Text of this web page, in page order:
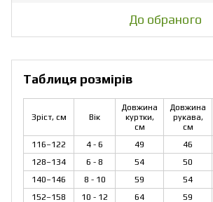
До обраного
Таблиця розмірів
Зріст, см Вік
Довжина
куртки,
см
Довжина
рукава,
см
116–122 4 - 6 49 46
128–134
6 - 8 54 50
140–146
8 - 10 59 54
152–158
10 - 12 64 59